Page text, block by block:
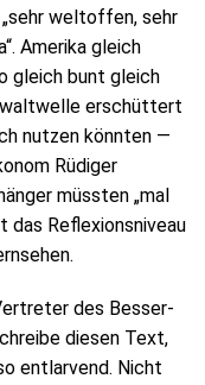
„sehr weltoffen, sehr
Amerika gleich
gleich bunt gleich
erschüttert
nutzen könnten —
Rüdiger
müssten „mal
das Reflexionsniveau
des Besser-
diesen Text,
entlarvend. Nicht